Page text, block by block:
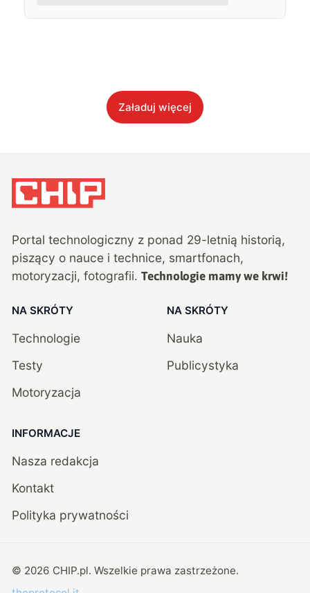
Załaduj więcej
Portal technologiczny z ponad 29-letnią historią,
piszący o nauce i technice, smartfonach,
motoryzacji, fotografii. Technologie mamy we krwi!
NA SKRÓTY
Technologie
Testy
Motoryzacja
NA SKRÓTY
Nauka
Publicystyka
INFORMACJE
Nasza redakcja
Kontakt
Polityka prywatności
© 2026 CHIP.pl. Wszelkie prawa zastrzeżone.